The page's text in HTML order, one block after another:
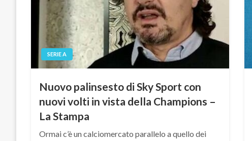
SERIE A
Nuovo palinsesto di Sky Sport con
nuovi volti in vista della Champions –
La Stampa
Ormai c’è un calciomercato parallelo a quello dei